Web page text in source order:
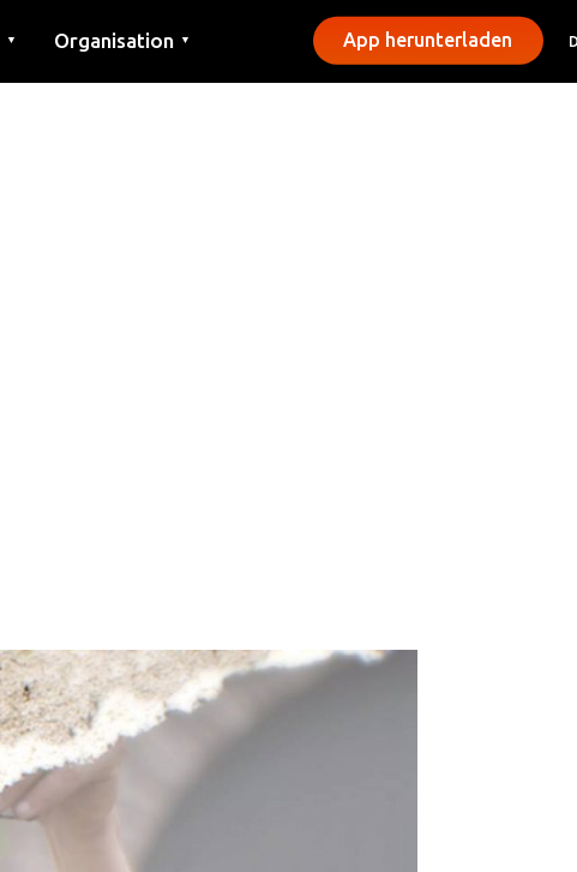
▼ Organisation ▼ App herunterladen